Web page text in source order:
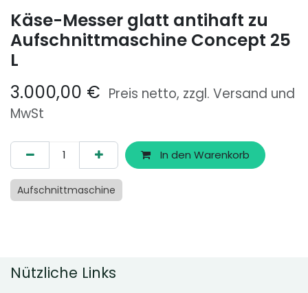
Käse-Messer glatt antihaft zu
Aufschnittmaschine Concept 25
L
3.000,00 € Preis netto, zzgl. Versand und
MwSt
In den Warenkorb
Aufschnittmaschine
Nützliche Links